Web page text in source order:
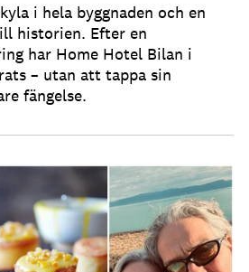
i hela byggnaden och en
historien. Efter en
har Home Hotel Bilan i
– utan att tappa sin
fängelse.